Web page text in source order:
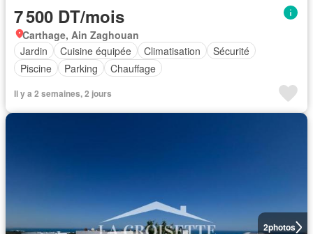
7 500 DT/mois
Carthage, Ain Zaghouan
Jardin
Cuisine équipée Climatisation
Sécurité
Piscine
Parking Chauffage
Il y a 2 semaines, 2 jours
2photos